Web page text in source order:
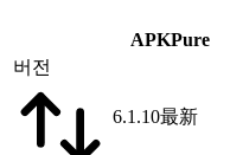
APKPure
버전
6.1.10最新